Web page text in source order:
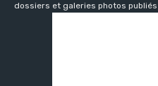
dossiers et galeries photos